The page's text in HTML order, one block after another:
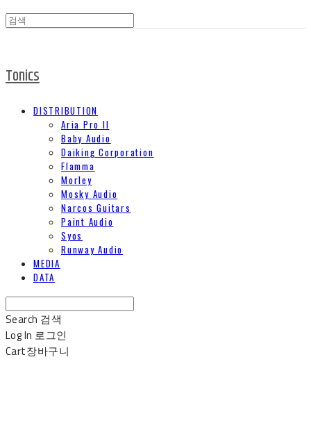
Tonics
DISTRIBUTION
Aria Pro II
Baby Audio
Daiking Corporation
Flamma
Morley
Mosky Audio
Narcos Guitars
Paint Audio
Syos
Runway Audio
MEDIA
DATA
Search 검색
Log In 로그인
Cart장바구니